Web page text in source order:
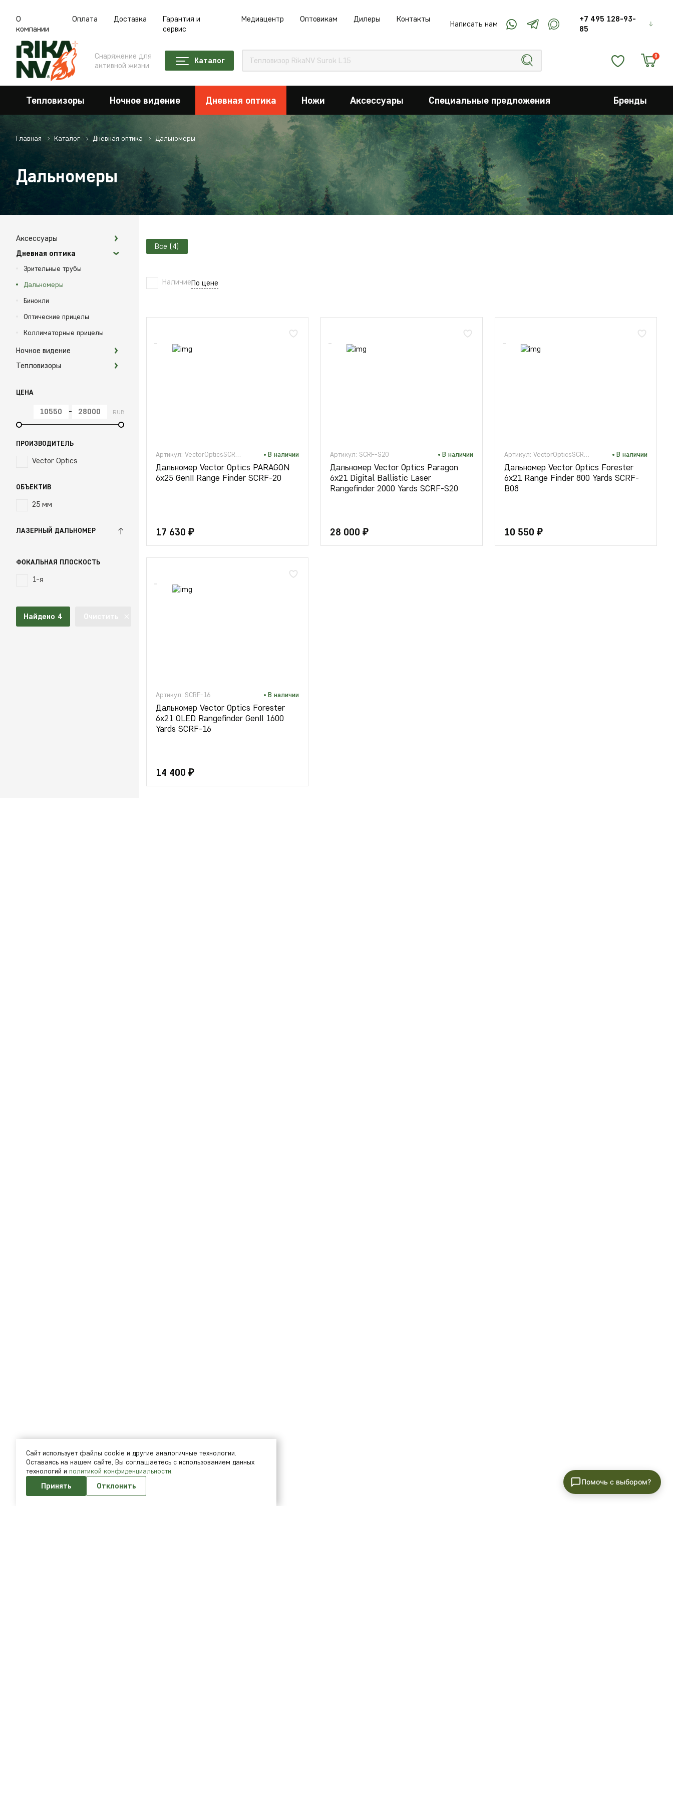
О
компании
Оплата Доставка
Гарантия и
сервис
Медиацентр Оптовикам Дилеры Контакты
Написать нам
+7 495 128-93-
85
Снаряжение для
активной жизни
Каталог 0
Тепловизоры Ночное видение Дневная оптика Ножи Аксессуары Специальные предложения Бренды
Главная Каталог Дневная оптика Дальномеры
Дальномеры
Аксессуары
Ножи
Кронштейны
Дневная оптика
Зрительные трубы
Дальномеры
Бинокли
Оптические прицелы
Коллиматорные прицелы
Ночное видение
Ночные приборы
Тепловизоры
Тепловизионные прицелы
Тепловизионные насадки
ЦЕНА
- RUB
ПРОИЗВОДИТЕЛЬ
Vector Optics
ОБЪЕКТИВ
25 мм
ЛАЗЕРНЫЙ ДАЛЬНОМЕР
Нет
ФОКАЛЬНАЯ ПЛОСКОСТЬ
1-я
Найдено 4
Все (4)
НаличиеПо цене
Артикул: VectorOpticsSCRF-20 В наличии
Дальномер Vector Optics PARAGON
6x25 GenII Range Finder SCRF-20
17 630 ₽
Артикул: SCRF-S20 В наличии
Дальномер Vector Optics Paragon
6x21 Digital Ballistic Laser
Rangefinder 2000 Yards SCRF-S20
28 000 ₽
Артикул: VectorOpticsSCRF-B08 В наличии
Дальномер Vector Optics Forester
6x21 Range Finder 800 Yards SCRF-
B08
10 550 ₽
Артикул: SCRF-16 В наличии
Дальномер Vector Optics Forester
6x21 OLED Rangefinder GenII 1600
Yards SCRF-16
14 400 ₽
Cайт использует файлы cookie и другие аналогичные технологии.
Оставаясь на нашем сайте, Вы соглашаетесь с использованием данных
технологий и политикой конфиденциальности.
Принять Отклонить Помочь с выбором?